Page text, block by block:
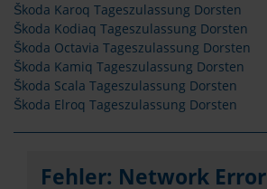
Škoda Karoq Tageszulassung Dorsten
Škoda Kodiaq Tageszulassung Dorsten
Škoda Octavia Tageszulassung Dorsten
Škoda Kamiq Tageszulassung Dorsten
Škoda Scala Tageszulassung Dorsten
Škoda Elroq Tageszulassung Dorsten
Fehler: Network Error